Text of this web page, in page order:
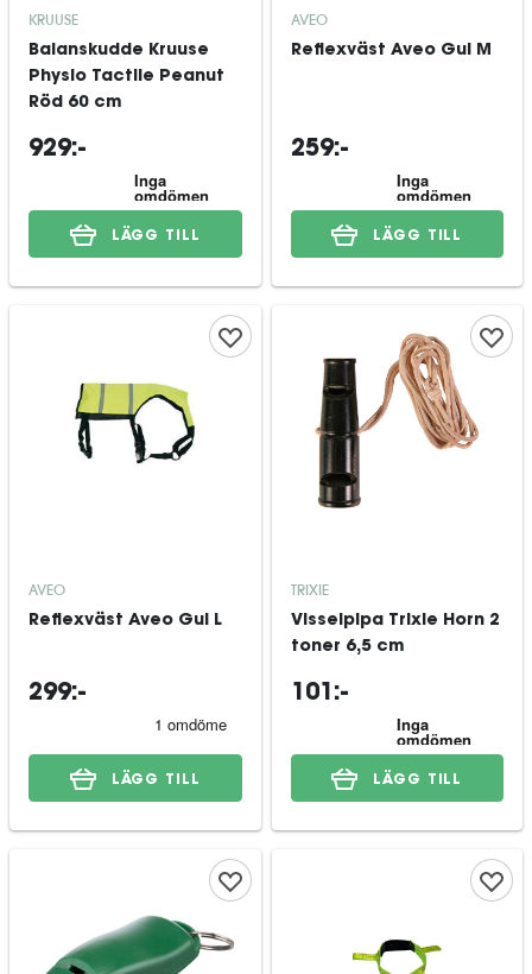
KRUUSE
Balanskudde Kruuse
Physio Tactile Peanut
Röd 60 cm
929:-
LÄGG TILL
AVEO
Reflexväst Aveo Gul M
259:-
LÄGG TILL
AVEO
Reflexväst Aveo Gul L
299:-
LÄGG TILL
TRIXIE
Visselpipa Trixie Horn 2
toner 6,5 cm
101:-
LÄGG TILL